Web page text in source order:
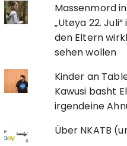
Massenmord
„Utøya 22.
den Eltern
sehen wollen
Kinder an
Kawusi basht
irgendeine
Über NKATB